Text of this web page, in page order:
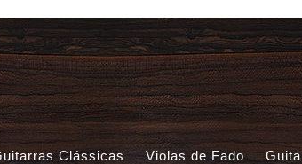
Clássicas Violas de Fado